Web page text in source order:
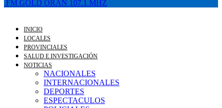
FM GOLD ORAN 107.1 MHZ
INICIO
LOCALES
PROVINCIALES
SALUD E INVESTIGACIÓN
NOTICIAS
NACIONALES
INTERNACIONALES
DEPORTES
ESPECTACULOS